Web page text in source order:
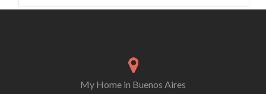
My Home in Buenos Aires